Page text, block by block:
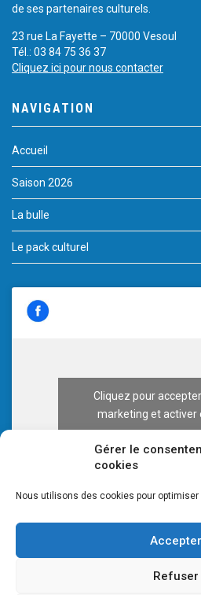
Gérer le
cookies
Nous utilisons des cookies pour
Accepter
Refuser
de ses partenaires culturels.
23 rue La Fayette – 70000 Vesoul
Tél.: 03 84 75 36 37
Cliquez ici pour nous contacter
NAVIGATION
Accueil
Saison 2026
La bulle
Le pack culturel
Cliquez pour
marketing et activer